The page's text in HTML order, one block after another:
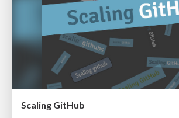
Scaling GitHub